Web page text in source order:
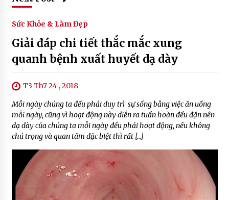
Sức Khỏe & Làm Đẹp
Giải đáp chi tiết thắc mắc xung
quanh bệnh xuất huyết dạ dày
T3 Th7 24 , 2018
Mỗi ngày chúng ta đều phải duy trì sự sống bằng việc ăn uống
mỗi ngày, cũng vì hoạt động này diễn ra tuần hoàn đều đặn nên
dạ dày của chúng ta mỗi ngày đều phải hoạt động, nếu không
chú trọng và quan tâm đặc biệt thì rất […]